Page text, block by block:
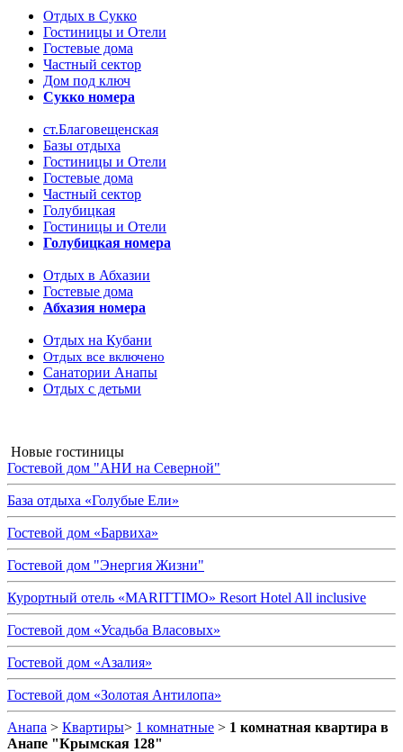
Отдых в Сукко
Гостиницы и Отели
Гостевые дома
Частный сектор
Дом под ключ
Сукко номера
ст.Благовещенская
Базы отдыха
Гостиницы и Отели
Гостевые дома
Частный сектор
Голубицкая
Гостиницы и Отели
Голубицкая номера
Отдых в Абхазии
Гостевые дома
Абхазия номера
Отдых на Кубани
Отдых все включено
Санатории Анапы
Отдых с детьми
Новые гостиницы
Гостевой дом "АНИ на Северной"
База отдыха «Голубые Ели»
Гостевой дом «Барвиха»
Гостевой дом "Энергия Жизни"
Курортный отель «MARITTIMO» Resort Hotel All inclusive
Гостевой дом «Усадьба Власовых»
Гостевой дом «Азалия»
Гостевой дом «Золотая Антилопа»
Анапа > Квартиры> 1 комнатные > 1 комнатная квартира в
Анапе "Крымская 128"